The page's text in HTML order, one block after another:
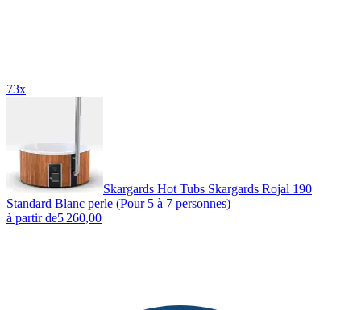
73x
Skargards Hot Tubs Skargards Rojal 190
Standard Blanc perle (Pour 5 à 7 personnes)
à partir de5 260,00